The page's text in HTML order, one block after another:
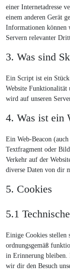
einer Internetadresse
einem anderen Gerät
Informationen können
Servern relevanter
3. Was sind
Ein Script ist ein
Website Funktionalität
wird auf unseren
4. Was ist ein
Ein Web-Beacon
Textfragment oder
Verkehr auf der
diverse Daten von dir
5. Cookies
5.1
Einige Cookies stellen
ordnungsgemäß
in Erinnerung bleiben.
wir dir den Besuch